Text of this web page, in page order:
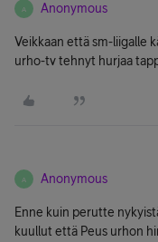
A Anonymous
Veikkaan että sm-liigalle
urho-tv tehnyt hurjaa
A Anonymous
Enne kuin perutte
kuullut että Peus urhon